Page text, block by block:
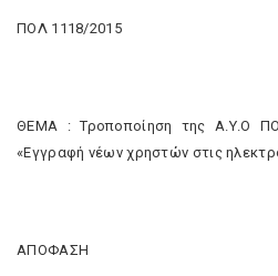
ΠΟΛ 1118/2015
ΘΕΜΑ : Τροποποίηση της Α.Υ.Ο
«Εγγραφή νέων χρηστών στις
ΑΠΟΦΑΣΗ